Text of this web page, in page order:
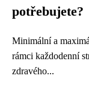
potřebujete?
Minimální a
rámci každodenní
zdravého...